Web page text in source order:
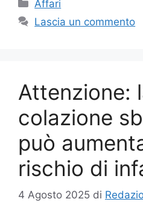
Affari
Lascia un commento
Attenzione:
colazione
può
rischio di
4 Agosto 2025 di